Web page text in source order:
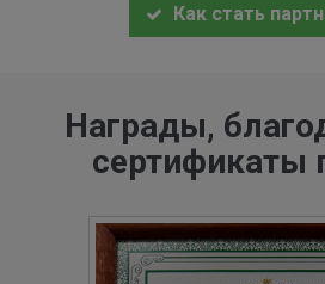
Как стать
Награды,
сертификаты